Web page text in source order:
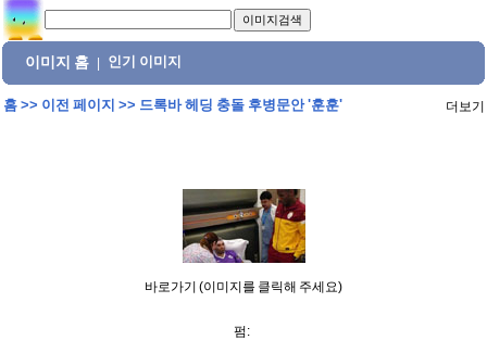
이미지 홈 인기 이미지
홈>> 이전 페이지 >> 드록바 헤딩 충돌 후병문안 '훈훈' 더보기
바로가기 (이미지를 클릭해 주세요)
펌: